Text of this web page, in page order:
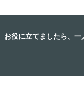
お役に立てましたら、一